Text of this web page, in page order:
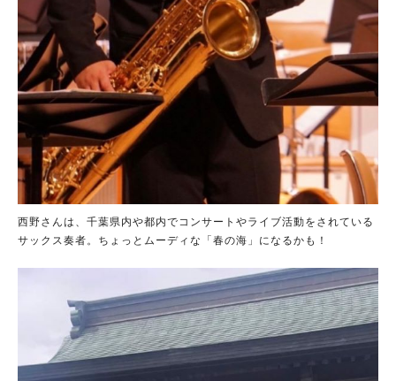
西野さんは、千葉県内や都内でコンサートやライブ活動をされている
サックス奏者。ちょっとムーディな「春の海」になるかも！